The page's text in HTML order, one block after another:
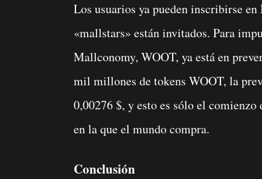
Los usuarios ya pueden inscribirse
«mallstars» están invitados. Para
Mallconomy, WOOT, ya está en
mil millones de tokens WOOT, la
0,00276 $, y esto es sólo el
en la que el mundo compra.
Conclusión